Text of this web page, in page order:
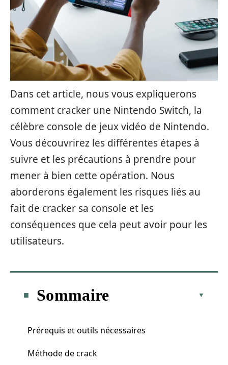
Dans cet article, nous vous expliquerons
comment cracker une Nintendo Switch, la
célèbre console de jeux vidéo de Nintendo.
Vous découvrirez les différentes étapes à
suivre et les précautions à prendre pour
mener à bien cette opération. Nous
aborderons également les risques liés au
fait de cracker sa console et les
conséquences que cela peut avoir pour les
utilisateurs.
Sommaire
Prérequis et outils nécessaires
Méthode de crack